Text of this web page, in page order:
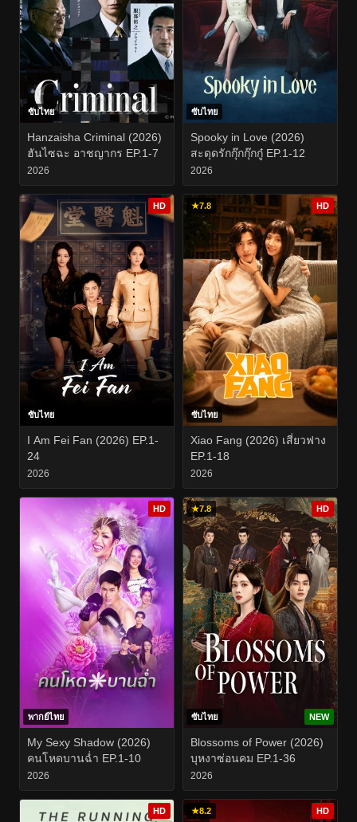
ซับไทย
Hanzaisha Criminal (2026)
ฮันไซฉะ อาชญากร EP.1-7
2026
ซับไทย
Spooky in Love (2026)
สะดุดรักกุ๊กกุ๊กกู๋ EP.1-12
2026
HD
ซับไทย
I Am Fei Fan (2026) EP.1-
24
2026
★7.8 HD
ซับไทย
Xiao Fang (2026) เสี่ยวฟาง
EP.1-18
2026
HD
พากย์ไทย
My Sexy Shadow (2026)
คนโหดบานฉ่ำ EP.1-10
2026
★7.8 HD
ซับไทย NEW
Blossoms of Power (2026)
บุหงาซ่อนคม EP.1-36
2026
HD ★8.2 HD